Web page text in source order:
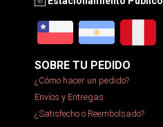
SOBRE TU PEDIDO
¿Cómo hacer un pedido?
Envíos y Entregas
¿Satisfecho o Reembolsado?